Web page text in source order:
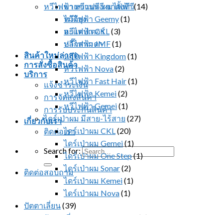
ขาแขวนทีวี ขาตั้งทีวี
ไม้ตียุง
อะแดปเตอร์
ปลั๊กสามตา
สินค้าใหม่ล่าสุด
การสั่งซื้อสินค้า
บริการ
แจ้งชำระเงิน
การจัดส่งสินค้า
การรับประกันสินค้า
เกี่ยวกับเรา
ติดต่อเรา
Search for:
ติดต่อสอบถาม
หวีไฟฟ้า หวีแปรงผมไฟฟ้า(14)
หวีไฟฟ้า Geemy(1)
หวีไฟฟ้า CKL(3)
หวีไฟฟ้า JMF(1)
หวีไฟฟ้า Kingdom(1)
หวีไฟฟ้า Nova(2)
หวีไฟฟ้า Fast Hair(1)
หวีไฟฟ้า Kemei(2)
หวีไฟฟ้า Gemei(1)
ไดร์เป่าผม มีสาย-ไร้สาย (27)
ไดร์เป่าผม CKL(20)
ไดร์เป่าผม Gemei(1)
ไดร์เป่าผม One Step(1)
ไดร์เป่าผม Sonar(2)
ไดร์เป่าผม Kemei(1)
ไดร์เป่าผม Nova(1)
ปัตตาเลี่ยน(39)